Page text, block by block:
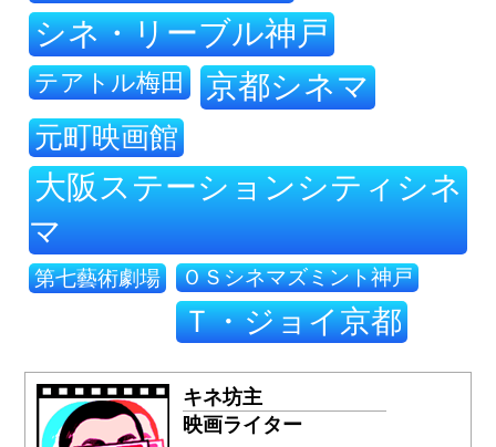
シネ・リーブル神戸
テアトル梅田 京都シネマ
元町映画館
大阪ステーションシティシネ
マ
第七藝術劇場 ＯＳシネマズミント神戸
Ｔ・ジョイ京都
キネ坊主
映画ライター